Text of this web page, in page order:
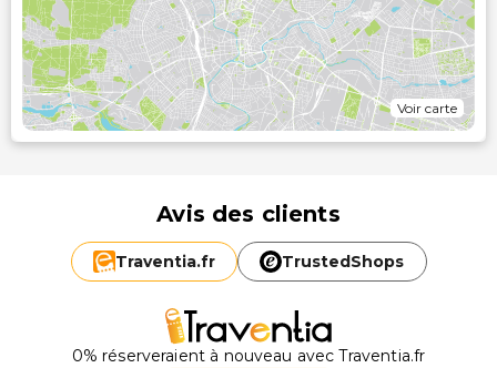
Voir carte
Avis des clients
Traventia.fr TrustedShops
0% réserveraient à nouveau avec Traventia.fr